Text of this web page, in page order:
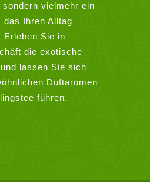
sondern vielmehr ein
das Ihren Alltag
Erleben Sie in
die exotische
lassen Sie sich
Duftaromen
führen.